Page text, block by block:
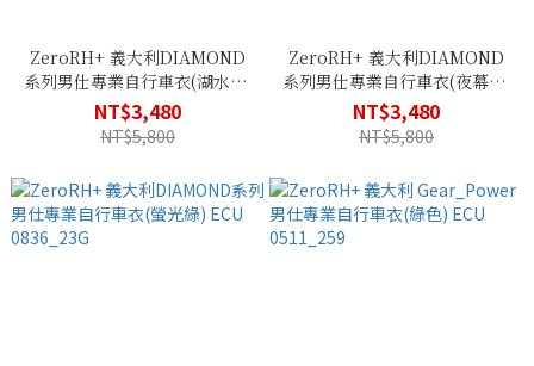
ZeroRH+ 義大利DIAMOND
系列男仕專業自行車衣(湖水藍)
ECU 0836_31G
NT$3,480
NT$5,800
ZeroRH+ 義大利DIAMOND
系列男仕專業自行車衣(夜幕藍)
ECU 0836_83G
NT$3,480
NT$5,800